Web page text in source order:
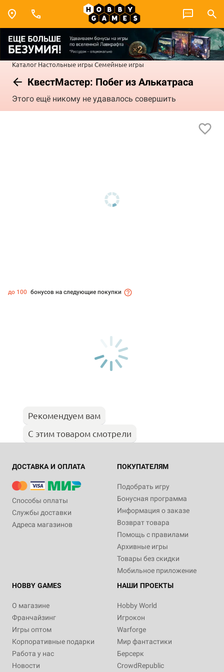
Каталог Настольные игры Семейные игры
КвестМастер: Побег из Алькатраса
Этого ещё никому не удавалось совершить
до 100 бонусов на следующие покупки
Рекомендуем вам
С этим товаром смотрели
ДОСТАВКА И ОПЛАТА
Способы оплаты
Службы доставки
Адреса магазинов
ПОКУПАТЕЛЯМ
Подобрать игру
Бонусная программа
Информация о заказе
Возврат товара
Помощь с правилами
Архивные игры
Товары без скидки
Мобильное приложение
HOBBY GAMES
О магазине
Франчайзинг
Игры оптом
Корпоративные подарки
Работа у нас
Новости
НАШИ ПРОЕКТЫ
Hobby World
Игрокон
Warforge
Мир фантастики
Берсерк
CrowdRepublic